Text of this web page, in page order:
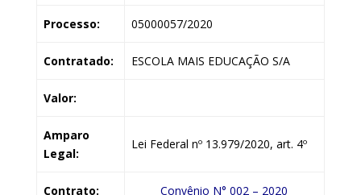
Processo: 05000057/2020
Contratado: ESCOLA MAIS EDUCAÇÃO S/A
Valor:
Amparo
Legal:
Lei Federal nº 13.979/2020, art. 4º
Contrato: Convênio N° 002 – 2020